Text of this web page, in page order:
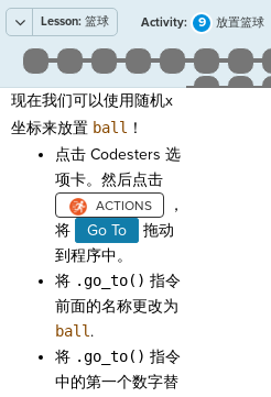
Lesson: 篮球 Activity: 9 放置篮球
现在我们可以使用随机x
坐标来放置 ball ！
点击 Codesters 选
项卡。然后点击
，
将
Go To
拖动
到程序中。
将 .go_to() 指令
前面的名称更改为
ball .
将 .go_to() 指令
中的第一个数字替